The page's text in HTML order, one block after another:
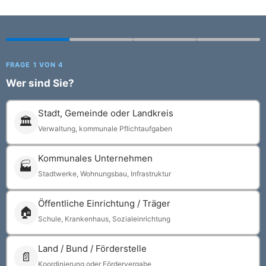
FRAGE 1 VON 4
Wer sind Sie?
🏛
Stadt, Gemeinde oder Landkreis
Verwaltung, kommunale Pflichtaufgaben
🏭
Kommunales Unternehmen
Stadtwerke, Wohnungsbau, Infrastruktur
🏠
Öffentliche Einrichtung / Träger
Schule, Krankenhaus, Sozialeinrichtung
📄
Land / Bund / Förderstelle
Koordinierung oder Fördervergabe